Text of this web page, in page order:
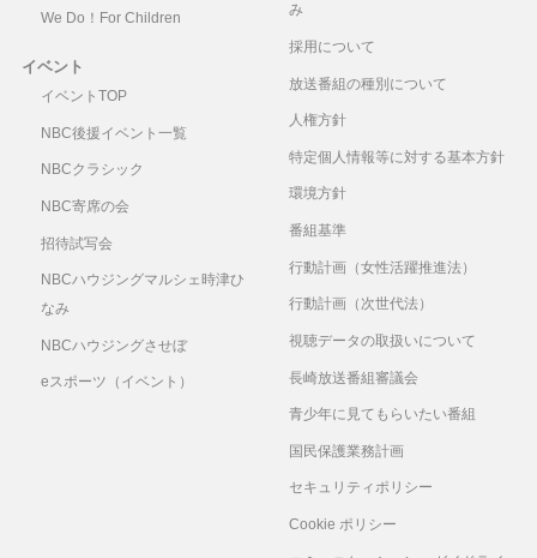
We Do！For Children
イベント
イベントTOP
NBC後援イベント一覧
NBCクラシック
NBC寄席の会
招待試写会
NBCハウジングマルシェ時津ひ
なみ
NBCハウジングさせぼ
eスポーツ（イベント）
み
採用について
放送番組の種別について
人権方針
特定個人情報等に対する基本方針
環境方針
番組基準
行動計画（女性活躍推進法）
行動計画（次世代法）
視聴データの取扱いについて
長崎放送番組審議会
青少年に見てもらいたい番組
国民保護業務計画
セキュリティポリシー
Cookie ポリシー